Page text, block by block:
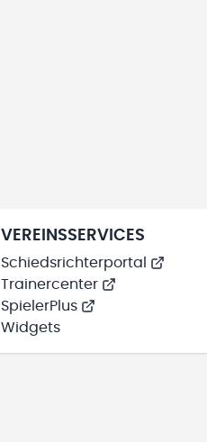
VEREINSSERVICES
Schiedsrichterportal
Trainercenter
SpielerPlus
Widgets